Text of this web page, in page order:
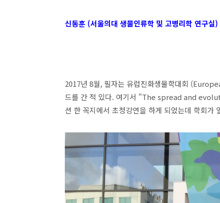
신동훈 (서울의대 생물인류학 및 고병리학 연구실)
2017년 8월, 필자는 유럽진화생물학대회
드를 간 적 있다. 여기서 "The spread and
션 한 꼭지에서 초청강연을 하게 되었는데 학회가